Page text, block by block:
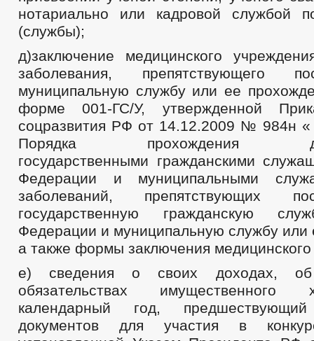
нотариально или кадровой службой
(службы);
д)заключение медицинского
заболевания, препятствующего
муниципальную службу или ее
форме 001-ГС/У, утвержденной
соцразвития РФ от 14.12.2009 № 984н
Порядка прохождения
государственными гражданскими
Федерации и муниципальными
заболеваний, препятствующих
государственную гражданскую
Федерации и муниципальную службу
а также формы заключения
е) сведения о своих доходах,
обязательствах имущественного
календарный год,
документов для участия в